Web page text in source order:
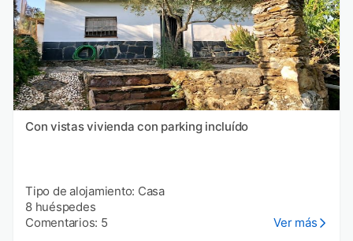
Con vistas vivienda con parking incluído
Tipo de alojamiento: Casa
8 huéspedes
Comentarios: 5
Ver más